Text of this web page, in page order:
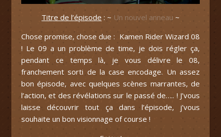
Titre de l’épisode : ~ Un nouvel anneau ~
Chose promise, chose due : Kamen Rider Wizard 08
! Le 09 a un problème de time, je dois régler ça,
pendant ce temps là, je vous délivre le 08,
franchement sorti de la case encodage. Un assez
bon épisode, avec quelques scènes marrantes, de
l’action, et des révélations sur le passé de….. ! J’vous
laisse découvrir tout ça dans l’épisode, j’vous
souhaite un bon visionnage of course !